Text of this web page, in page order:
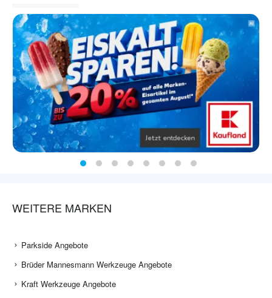
WEITERE MARKEN
Parkside Angebote
Brüder Mannesmann Werkzeuge Angebote
Kraft Werkzeuge Angebote